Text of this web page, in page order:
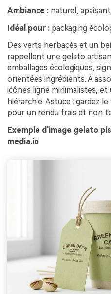
Ambiance : naturel,
Idéal pour : packaging
Des verts herbacés et un
rappellent une gelato
emballages écologiques,
orientées ingrédients. À
icônes ligne minimalistes,
hiérarchie. Astuce : gardez
pour un rendu frais et non
Exemple d'image gelato
media.io